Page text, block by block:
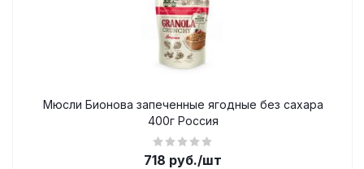
Мюсли Бионова запеченные ягодные без сахара
400г Россия
718 руб./шт